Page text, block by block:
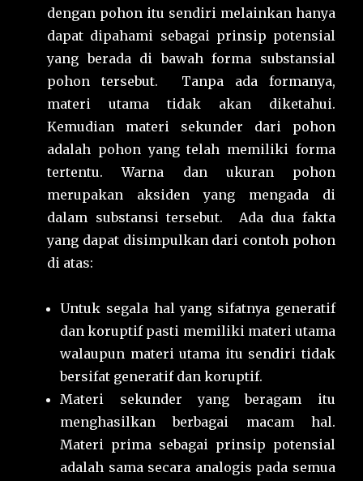
dengan pohon itu sendiri melainkan hanya
dapat dipahami sebagai prinsip potensial
yang berada di bawah forma substansial
pohon tersebut. Tanpa ada formanya,
materi utama tidak akan diketahui.
Kemudian materi sekunder dari pohon
adalah pohon yang telah memiliki forma
tertentu. Warna dan ukuran pohon
merupakan aksiden yang mengada di
dalam substansi tersebut. Ada dua fakta
yang dapat disimpulkan dari contoh pohon
di atas:
Untuk segala hal yang sifatnya generatif
dan koruptif pasti memiliki materi utama
walaupun materi utama itu sendiri tidak
bersifat generatif dan koruptif.
Materi sekunder yang beragam itu
menghasilkan berbagai macam hal.
Materi prima sebagai prinsip potensial
adalah sama secara analogis pada semua